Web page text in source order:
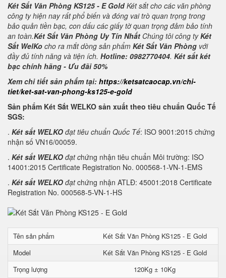
Két Sắt Văn Phòng KS125 - E GoldKét sắt cho các văn phòng
công ty hiện nay rất phổ biến và đóng vai trò quan trọng trong
bảo quản tiền bạc, con dấu các giấy tờ quan trọng đảm bảo tính
an toàn.Két Sắt Văn Phòng Uy Tín Nhất Chúng tôi công tyKét
Sắt WelKo cho ra mắt dòng sản phẩm Két Sắt Văn Phòng với
đầy đủ tính năng và tiện ích. Hotline: 0982770404. Két sắt két
bạc chính hãng - Ưu đãi 50%
Xem chi tiết sản phẩm tại: https://ketsatcaocap.vn/chi-
tiet/ket-sat-van-phong-ks125-e-gold
Sản phẩm Két Sắt WELKO sản xuất theo tiêu chuẩn Quốc Tế
SGS:
. Két sắt WELKO đạt tiêu chuẩn Quốc Tế: ISO 9001:2015 chứng
nhận số VN16/00059.
. Két sắt WELKO đạt chứng nhận tiêu chuẩn Môi trường: ISO
14001:2015 Certificate Registration No. 000568-1-VN-1-EMS
. Két sắt WELKO đạtchứng nhận ATLĐ: 45001:2018 Certificate
Registration No. 000568-5-VN-1-HS
Tên sản phẩm
Két Sắt Văn Phòng KS125 - E Gold
Model
Két Sắt Văn Phòng KS125 - E Gold
Trọng lượng
120Kg ± 10Kg